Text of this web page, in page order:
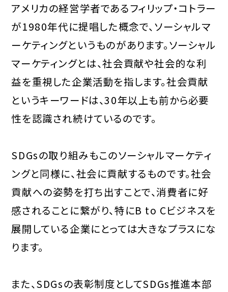
アメリカの経営学者であるフィリップ・コトラー
が1980年代に提唱した概念で、ソーシャルマ
ーケティングというものがあります。ソーシャル
マーケティングとは、社会貢献や社会的な利
益を重視した企業活動を指します。社会貢献
というキーワードは、30年以上も前から必要
性を認識され続けているのです。
SDGsの取り組みもこのソーシャルマーケティ
ングと同様に、社会に貢献するものです。社会
貢献への姿勢を打ち出すことで、消費者に好
感されることに繋がり、特にB to Cビジネスを
展開している企業にとっては大きなプラスにな
ります。
また、SDGsの表彰制度としてSDGs推進本部